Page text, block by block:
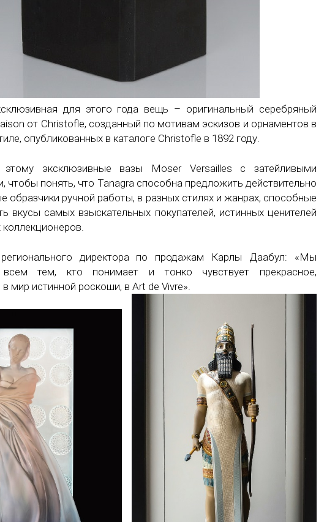
для этого года вещь – оригинальный серебряный
от Christofle, созданный по мотивам эскизов и орнаментов в
опубликованных в каталоге Christofle в 1892 году.
эксклюзивные вазы Moser Versailles с затейливыми
чтобы понять, что Tanagra способна предложить действительно
образчики ручной работы, в разных стилях и жанрах, способные
вкусы самых взыскательных покупателей, истинных ценителей
коллекционеров.
директора по продажам Карлы Даабул: «Мы
всем тем, кто понимает и тонко чувствует прекрасное,
в мир истинной роскоши, в Art de Vivre».